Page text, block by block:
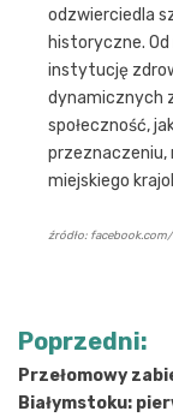
odzwierciedla
historyczne.
instytucję
dynamicznych
społeczność,
miejskiego
źródło:
wpisu
Poprzedni:
Przełomowy
Białymstoku: